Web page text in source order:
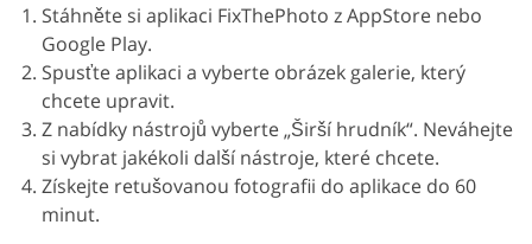
Stáhněte si aplikaci FixThePhoto z AppStore nebo
Google Play.
Spusťte aplikaci a vyberte obrázek galerie, který
chcete upravit.
Z nabídky nástrojů vyberte „Širší hrudník“. Neváhejte
si vybrat jakékoli další nástroje, které chcete.
Získejte retušovanou fotografii do aplikace do 60
minut.